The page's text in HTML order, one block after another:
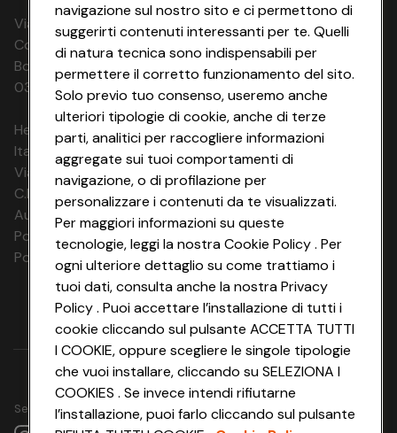
Via Michelino, 59 | 40127 BOLOGNA
Codice Fiscale e Registro Imprese di
Bologna 00865960157 PARTITA IVA
03320960374 CONAD SOC. COOP.
HeyConad Viaggi è un servizio gestito da
Italia Travel Marketing S.r.l.
Via Chiesolina 8 | 37066 Sommacampagna (VR)
C.F. e P.IVA: 03816060234
Aut. Prov Verona n. 4737/10
Polizza Ass. RC n. 177765037
Polizza Ass. Protection n. 6006000083/F
Seguici su
navigazione sul nostro sito e ci permettono di
suggerirti contenuti interessanti per te. Quelli
di natura tecnica sono indispensabili per
permettere il corretto funzionamento del sito.
Solo previo tuo consenso, useremo anche
ulteriori tipologie di cookie, anche di terze
parti, analitici per raccogliere informazioni
aggregate sui tuoi comportamenti di
navigazione, o di profilazione per
personalizzare i contenuti da te visualizzati.
Per maggiori informazioni su queste
tecnologie, leggi la nostra Cookie Policy . Per
ogni ulteriore dettaglio su come trattiamo i
tuoi dati, consulta anche la nostra Privacy
Policy . Puoi accettare l’installazione di tutti i
cookie cliccando sul pulsante ACCETTA TUTTI
I COOKIE, oppure scegliere le singole tipologie
che vuoi installare, cliccando su SELEZIONA I
COOKIES . Se invece intendi rifiutarne
l’installazione, puoi farlo cliccando sul pulsante